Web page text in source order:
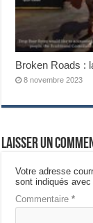
Broken Roads :
8 novembre 2023
Laisser un
Votre adresse
sont indiqués
Commentaire*